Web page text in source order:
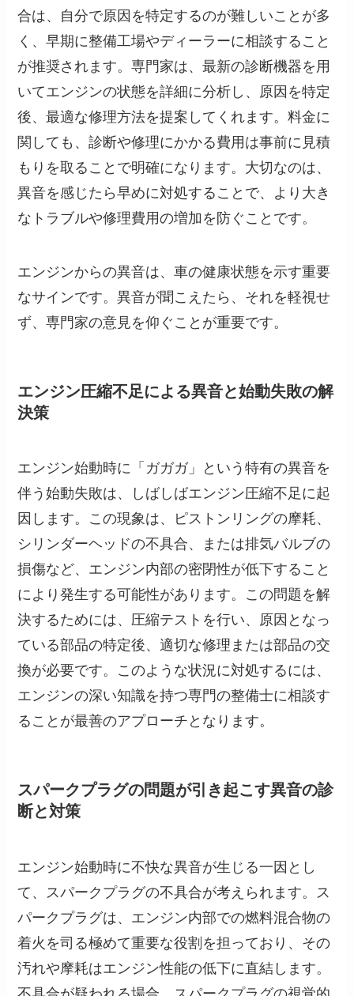
合は、自分で原因を特定するのが難しいことが多
く、早期に整備工場やディーラーに相談すること
が推奨されます。専門家は、最新の診断機器を用
いてエンジンの状態を詳細に分析し、原因を特定
後、最適な修理方法を提案してくれます。料金に
関しても、診断や修理にかかる費用は事前に見積
もりを取ることで明確になります。大切なのは、
異音を感じたら早めに対処することで、より大き
なトラブルや修理費用の増加を防ぐことです。
エンジンからの異音は、車の健康状態を示す重要
なサインです。異音が聞こえたら、それを軽視せ
ず、専門家の意見を仰ぐことが重要です。
エンジン圧縮不足による異音と始動失敗の解
決策
エンジン始動時に「ガガガ」という特有の異音を
伴う始動失敗は、しばしばエンジン圧縮不足に起
因します。この現象は、ピストンリングの摩耗、
シリンダーヘッドの不具合、または排気バルブの
損傷など、エンジン内部の密閉性が低下すること
により発生する可能性があります。この問題を解
決するためには、圧縮テストを行い、原因となっ
ている部品の特定後、適切な修理または部品の交
換が必要です。このような状況に対処するには、
エンジンの深い知識を持つ専門の整備士に相談す
ることが最善のアプローチとなります。
スパークプラグの問題が引き起こす異音の診
断と対策
エンジン始動時に不快な異音が生じる一因とし
て、スパークプラグの不具合が考えられます。ス
パークプラグは、エンジン内部での燃料混合物の
着火を司る極めて重要な役割を担っており、その
汚れや摩耗はエンジン性能の低下に直結します。
不具合が疑われる場合、スパークプラグの視覚的